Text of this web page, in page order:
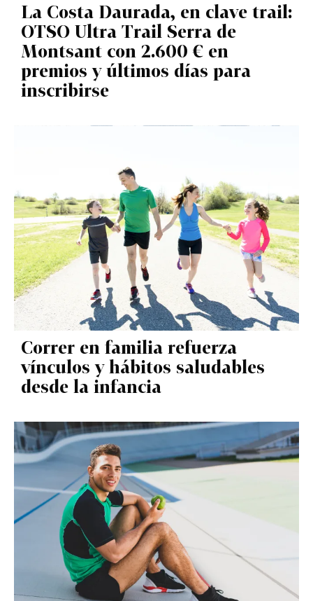
La Costa Daurada, en clave trail:
OTSO Ultra Trail Serra de
Montsant con 2.600 € en
premios y últimos días para
inscribirse
Correr en familia refuerza
vínculos y hábitos saludables
desde la infancia